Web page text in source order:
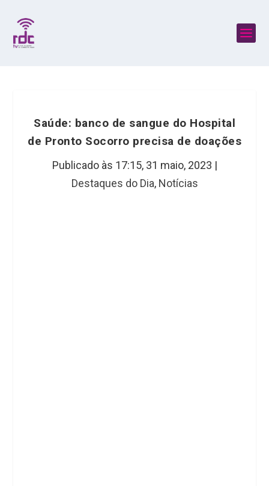
Saúde: banco de sangue do Hospital
de Pronto Socorro precisa de doações
Publicado às 17:15, 31 maio, 2023 |
Destaques do Dia, Notícias